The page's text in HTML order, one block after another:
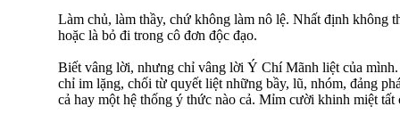
Làm chủ, làm thầy, chứ không làm nô lệ. Nhất định không
hoặc là bỏ đi trong cô đơn độc đạo.
Biết vâng lời, nhưng chỉ vâng lời Ý Chí Mãnh liệt của
chỉ im lặng, chối từ quyết liệt những bầy, lũ, nhóm, đảng
cả hay một hệ thống ý thức nào cả. Mỉm cười khinh miệt